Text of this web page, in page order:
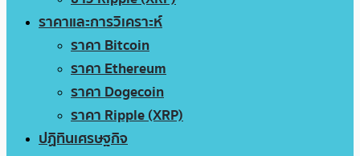
ราคาและการวิเคราะห์
ราคา Bitcoin
ราคา Ethereum
ราคา Dogecoin
ราคา Ripple (XRP)
ปฏิทินเศรษฐกิจ